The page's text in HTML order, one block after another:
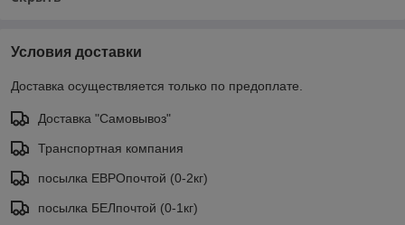
Условия доставки
Доставка осуществляется только по предоплате.
Доставка "Самовывоз"
Транспортная компания
посылка ЕВРОпочтой (0-2кг)
посылка БЕЛпочтой (0-1кг)